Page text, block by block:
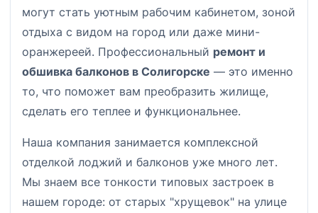
могут стать уютным рабочим кабинетом, зоной
отдыха с видом на город или даже мини-
оранжереей. Профессиональный ремонт и
обшивка балконов в Солигорске — это именно
то, что поможет вам преобразить жилище,
сделать его теплее и функциональнее.
Наша компания занимается комплексной
отделкой лоджий и балконов уже много лет.
Мы знаем все тонкости типовых застроек в
нашем городе: от старых "хрущевок" на улице